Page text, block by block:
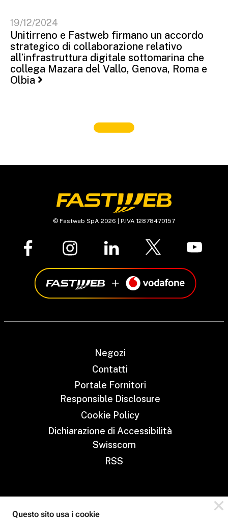
19/12/2024
Unitirreno e Fastweb firmano un accordo
strategico di collaborazione relativo
all’infrastruttura digitale sottomarina che
collega Mazara del Vallo, Genova, Roma e
Olbia
© Fastweb SpA 2026 | P.IVA 12878470157
Negozi
Contatti
Portale Fornitori
Responsible Disclosure
Cookie Policy
Dichiarazione di Accessibilità
Swisscom
RSS